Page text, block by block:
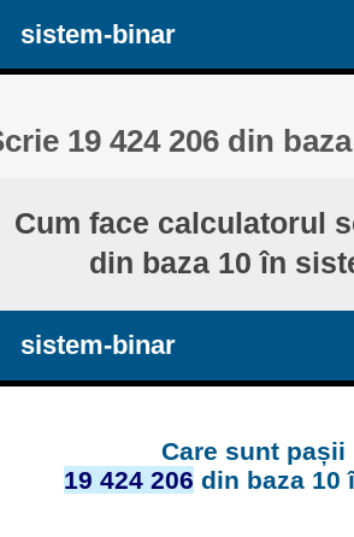
sistem-binar
19 424 206 din
Cum face calculatorul
din baza 10 în
sistem-binar
Care sunt
19 424 206 din baza 10